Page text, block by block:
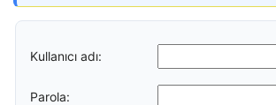
Kullanıcı adı:
Parola: